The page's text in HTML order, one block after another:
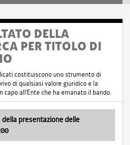
DELLA
PER TITOLO DI
costituiscono uno strumento di
di qualsiasi valore giuridico e la
capo all'Ente che ha emanato il bando.
della presentazione delle